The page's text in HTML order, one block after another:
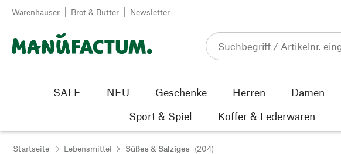
Zum Inhalt springen
Warenhäuser Brot & Butter Newsletter
SALE NEU Geschenke Herren Damen
Sport & Spiel
Koffer & Lederwaren
Startseite Lebensmittel Süßes & Salziges (204)